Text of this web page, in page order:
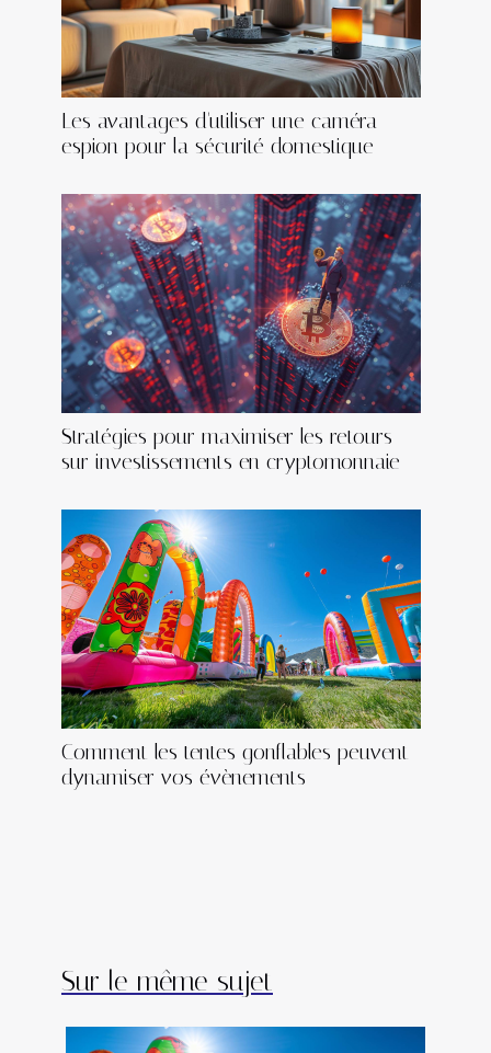
Les avantages d'utiliser une caméra
espion pour la sécurité domestique
Stratégies pour maximiser les retours
sur investissements en cryptomonnaie
Comment les tentes gonflables peuvent
dynamiser vos évènements
Sur le même sujet